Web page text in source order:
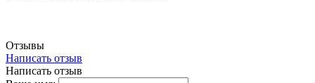
Отзывы
Написать отзыв
Написать отзыв